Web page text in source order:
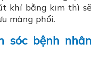
khí bằng kim thì sẽ
màng phổi.
sóc bệnh nhân